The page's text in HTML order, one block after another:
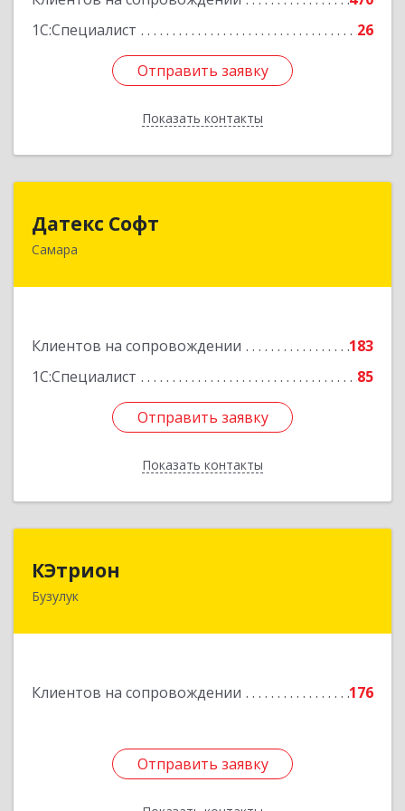
1С:Специалист
26
Отправить заявку
Показать контакты
Отправить заявку
Назад
Датекс Софт
Самара
Клиентов на сопровождении
183
1С:Специалист
85
Отправить заявку
Показать контакты
443070, Самарская обл, Самара г, Партизанская
Отправить заявку
Назад
КЭтрион
Бузулук
Клиентов на сопровождении 176
Отправить заявку
461040, Оренбургская обл, Бузулук г, Пушкина
Отправить заявку